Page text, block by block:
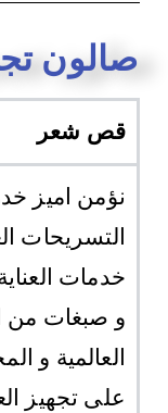
صالون
قص شعر
نؤمن اميز
خدمات
و صبغات من
العالمية و
على تجهيز